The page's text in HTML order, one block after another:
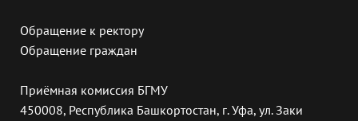
Обращение к ректору
Обращение граждан
Приёмная комиссия БГМУ
450008, Республика Башкортостан, г. Уфа, ул. Заки